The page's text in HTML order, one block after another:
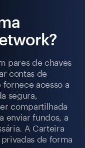
pares de chaves
contas de
acesso a
segura,
compartilhada
enviar fundos, a
A Carteira
de forma